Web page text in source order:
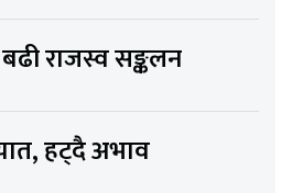
राजस्व सङ्कलन
हट्दै अभाव